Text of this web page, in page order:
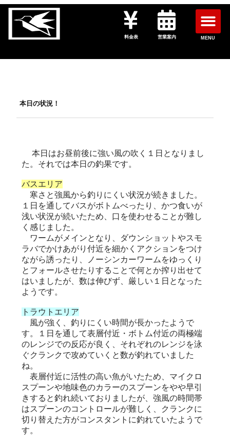
料金表 営業案内 MENU
本日の状況！
本日はお昼前後に強い風の吹く１日となりまし
た。それでは本日の釣果です。
バスエリア
寒さと強風から釣りにくい状況が続きました。
１日を通してバスがボトムべったり、かつ食いが
浅い状況が続いたため、口を使わせることが難し
く感じました。
ワームがメインとなり、ダウンショットやスモ
ラバでかけあがり付近を細かくアクションをつけ
ながら誘ったり、ノーシンカーワームをゆっくり
とフォールさせたりすることで何とか搾り出せて
はいましたが、数は伸びず、厳しい１日となった
ようです。
トラウトエリア
風が強く、釣りにくい時間が長かったようで
す。１日を通して表層付近・ボトム付近の両極端
のレンジでの反応が良く、それぞれのレンジを泳
ぐクランクで攻めていくと数が釣れていました
ね。
表層付近に活性の高い魚がいたため、マイクロ
スプーンや地味色のカラーのスプーンをやや早引
きすると釣れ続いておりましたが、強風の時間帯
はスプーンのコントロールが難しく、クランクに
切り替えた方がコンスタントに釣れていたようで
す。